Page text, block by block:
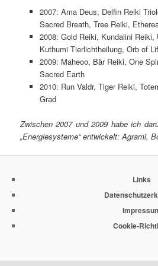
2007: Ama Deus, Delfin Reiki
Sacred Breath, Tree Reiki,
2008: Gold Reiki, Kundalini Reiki,
Kuthumi Tierlichtheilung, Orb of
2009: Maheoo, Bär Reiki, One
Sacred Earth
2010: Run Valdr, Tiger Reiki,
Grad
Zwischen 2007 und 2009 habe ich
„Energiesysteme“ entwickelt: Agrami,
Links
Cookie-